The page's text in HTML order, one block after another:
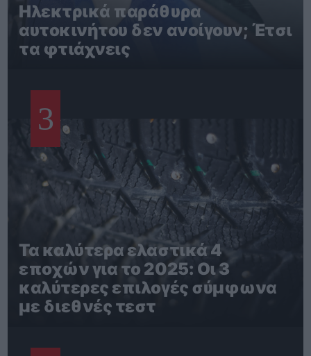
Ηλεκτρικά παράθυρα
αυτοκινήτου δεν ανοίγουν; Έτσι
τα φτιάχνεις
3
Τα καλύτερα ελαστικά 4
εποχών για το 2025: Οι 3
καλύτερες επιλογές σύμφωνα
με διεθνές τεστ